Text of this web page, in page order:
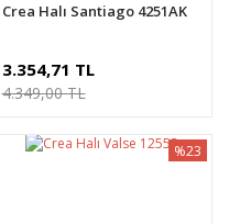
Crea Halı Santiago 4251AK
3.354,71 TL
4.349,00 TL
%23